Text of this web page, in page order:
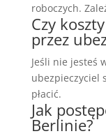
roboczych.
Czy
przez
Jeśli nie jesteś
ubezpieczyciel
płacić.
Jak
Berlinie?